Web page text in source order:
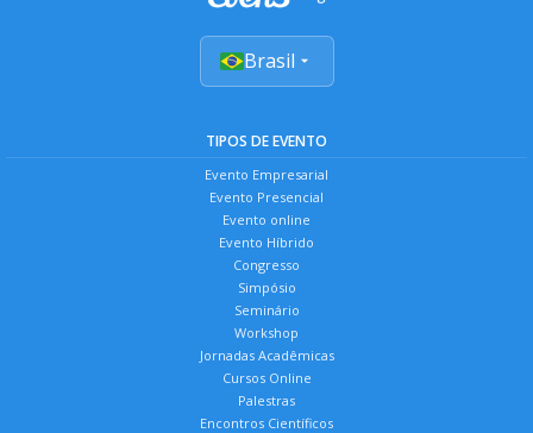
Brasil
TIPOS DE EVENTO
Evento Empresarial
Evento Presencial
Evento online
Evento Híbrido
Congresso
Simpósio
Seminário
Workshop
Jornadas Acadêmicas
Cursos Online
Palestras
Encontros Científicos